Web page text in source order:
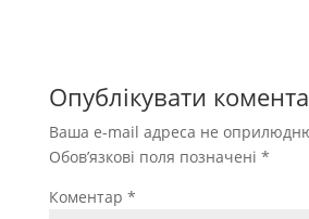
Опублікувати
Ваша e-mail адреса не
Обов’язкові поля позначені *
Коментар *